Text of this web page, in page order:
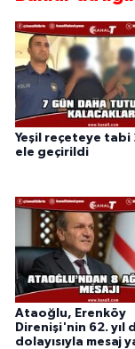
Yeşil reçeteye tabi
ele geçirildi
Ataoğlu, Erenköy
Direnişi'nin 62. yıl
dolayısıyla mesaj